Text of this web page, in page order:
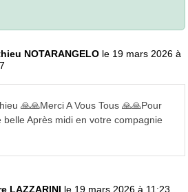
NOTARANGELO le 19 mars 2026 à
🙏🙏Merci A Vous Tous 🙏🙏Pour
belle Après midi en votre compagnie
LAZZARINI le 19 mars 2026 à 11:23